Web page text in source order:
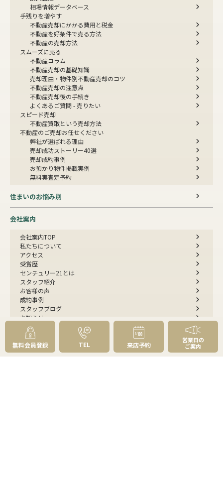
相場情報データベース
手残りを増やす
不動産売却にかかる費用と税金
不動産を好条件で売る方法
不動産の売却方法
スムーズに売る
不動産コラム
不動産売却の基礎知識
売却理由・物件別不動産売却のコツ
不動産売却の注意点
不動産売却後の手続き
よくあるご質問 - 売りたい
スピード売却
不動産買取という売却方法
不動産のご売却お任せください
弊社が選ばれる理由
売却成功ストーリー40選
売却成約事例
お預かり物件掲載実例
無料実査定予約
住まいのお悩み別
会社案内
会社案内TOP
私たちについて
アクセス
受賞歴
センチュリー21とは
スタッフ紹介
お客様の声
成約事例
スタッフブログ
お知らせ
採用情報
来店予約
お問い合わせ
無料会員登録 TEL 来店予約
営業日の
ご案内